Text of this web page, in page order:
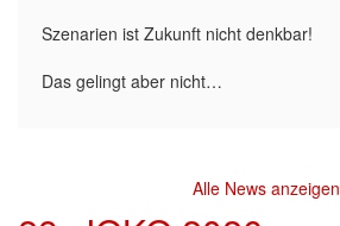
Szenarien ist Zukunft nicht denkbar!
Das gelingt aber nicht…
Alle News anzeigen